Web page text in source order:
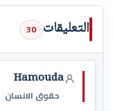
التعليقات 30
Hamouda
حقوق الانسان